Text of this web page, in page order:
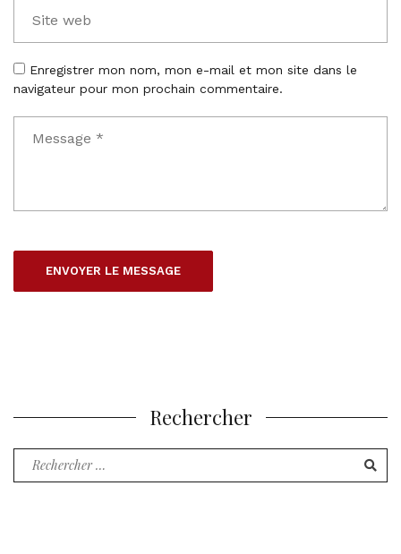
Enregistrer mon nom, mon e-mail et mon site dans le
navigateur pour mon prochain commentaire.
Rechercher
Recherche